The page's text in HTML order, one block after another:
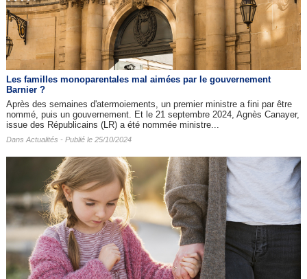
Les familles monoparentales mal aimées par le gouvernement
Barnier ?
Après des semaines d'atermoiements, un premier ministre a fini par être
nommé, puis un gouvernement. Et le 21 septembre 2024, Agnès Canayer,
issue des Républicains (LR) a été nommée ministre...
Dans Actualités - Publié le 25/10/2024